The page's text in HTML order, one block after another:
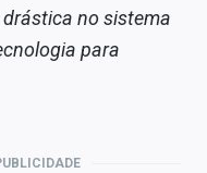
no sistema
para